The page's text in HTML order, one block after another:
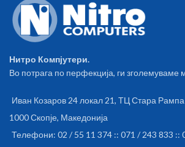
Нитро Компјутери.
Во потрага по перфекција, ги зголемуваме
Иван Козаров 24 локал 21, ТЦ Стара
1000 Скопје, Македонија
Телефони: 02 / 55 11 374 :: 071 / 243 833 ::